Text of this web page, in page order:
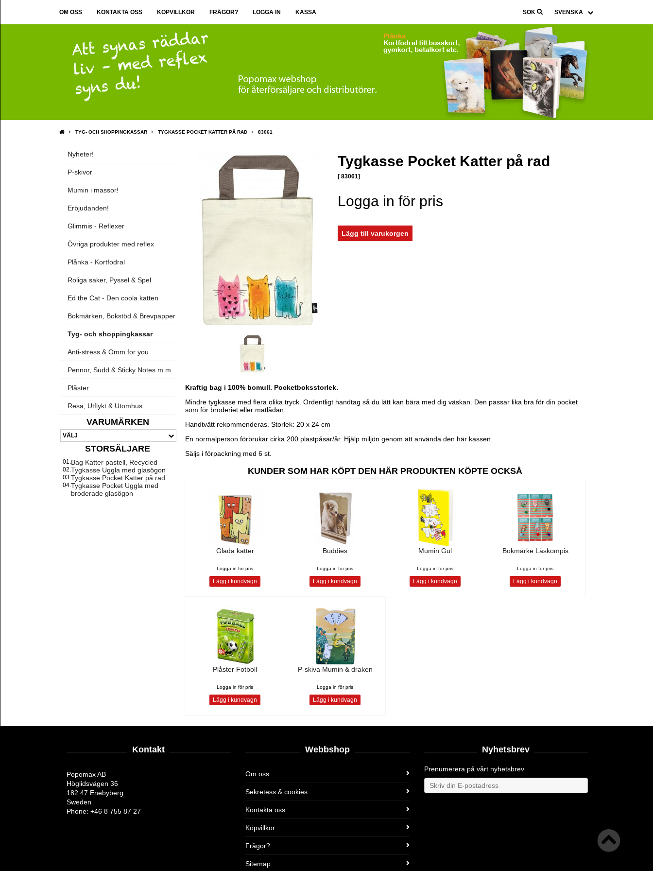
OM OSS KONTAKTA OSS KÖPVILLKOR FRÅGOR? LOGGA IN KASSA SÖK
TYG- OCH SHOPPINGKASSAR TYGKASSE POCKET KATTER PÅ RAD 83061
Nyheter!
P-skivor
Mumin i massor!
Erbjudanden!
Glimmis - Reflexer
Övriga produkter med reflex
Plånka - Kortfodral
Roliga saker, Pyssel & Spel
Ed the Cat - Den coola katten
Bokmärken, Bokstöd & Brevpapper
Tyg- och shoppingkassar
Anti-stress & Omm for you
Pennor, Sudd & Sticky Notes m.m
Plåster
Resa, Utflykt & Utomhus
VARUMÄRKEN
STORSÄLJARE
01.Bag Katter pastell, Recycled
02.Tygkasse Uggla med glasögon
03.Tygkasse Pocket Katter på rad
04.Tygkasse Pocket Uggla med
broderade glasögon
Tygkasse Pocket Katter på rad
[ 83061]
Logga in för pris
Kraftig bag i 100% bomull. Pocketboksstorlek.
Mindre tygkasse med flera olika tryck. Ordentligt handtag så du lätt kan bära med dig väskan. Den passar lika bra för din pocket
som för broderiet eller matlådan.
Handtvätt rekommenderas. Storlek: 20 x 24 cm
En normalperson förbrukar cirka 200 plastpåsar/år. Hjälp miljön genom att använda den här kassen.
Säljs i förpackning med 6 st.
KUNDER SOM HAR KÖPT DEN HÄR PRODUKTEN KÖPTE OCKSÅ
Glada katter
Logga in för pris
Lägg i kundvagn
Buddies
Logga in för pris
Lägg i kundvagn
Mumin Gul
Logga in för pris
Lägg i kundvagn
Bokmärke Läskompis
Logga in för pris
Lägg i kundvagn
Plåster Fotboll
Logga in för pris
Lägg i kundvagn
P-skiva Mumin & draken
Logga in för pris
Lägg i kundvagn
Kontakt
Popomax AB
Höglidsvägen 36
182 47 Enebyberg
Sweden
Phone: +46 8 755 87 27
Webbshop
Om oss
Sekretess & cookies
Kontakta oss
Köpvillkor
Frågor?
Sitemap
Nyhetsbrev
Prenumerera på vårt nyhetsbrev